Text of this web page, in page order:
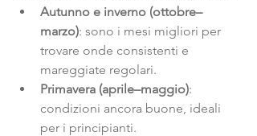
Autunno e inverno (ottobre–
marzo): sono i mesi migliori per
trovare onde consistenti e
mareggiate regolari.
Primavera (aprile–maggio):
condizioni ancora buone, ideali
per i principianti.